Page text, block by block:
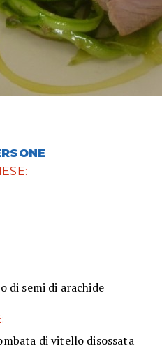
di semi di arachide
di vitello disossata